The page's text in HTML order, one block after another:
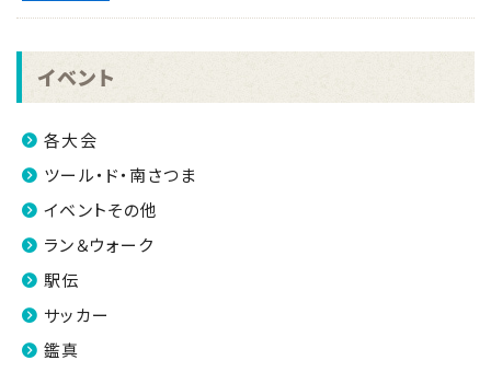
2026.07.30
吹上浜海浜公園 婚活イベント2026 第2弾 NEW
イベント
各大会
ツール・ド・南さつま
イベントその他
ラン＆ウォーク
駅伝
サッカー
鑑真